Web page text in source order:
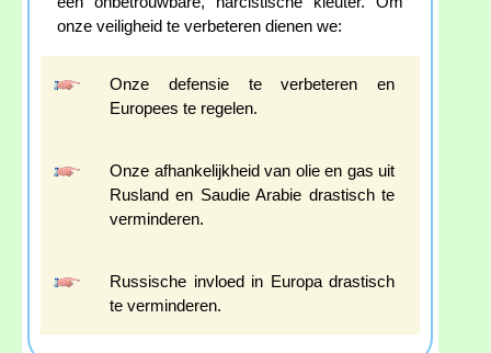
onze veiligheid te verbeteren dienen we:
Onze defensie te verbeteren en
Europees te regelen.
Onze afhankelijkheid van olie en gas uit
Rusland en Saudie Arabie drastisch te
verminderen.
Russische invloed in Europa drastisch
te verminderen.